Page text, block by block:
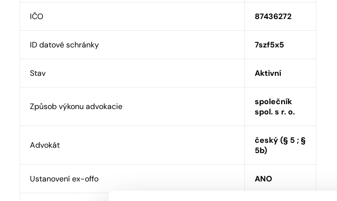
IČO 87436272
ID datové schránky 7szf5x5
Stav Aktivní
Způsob výkonu advokacie
společník
spol. s r. o.
Advokát
český (§ 5 ; §
5b)
Ustanovení ex-offo ANO